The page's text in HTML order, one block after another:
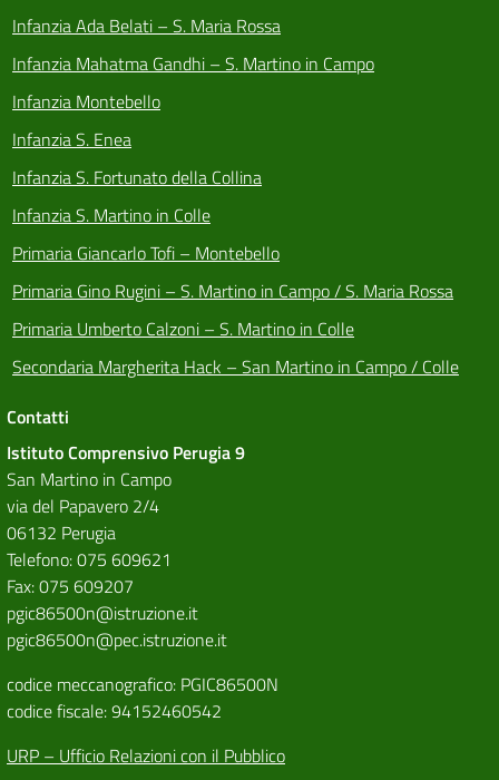
Infanzia Ada Belati – S. Maria Rossa
Infanzia Mahatma Gandhi – S. Martino in Campo
Infanzia Montebello
Infanzia S. Enea
Infanzia S. Fortunato della Collina
Infanzia S. Martino in Colle
Primaria Giancarlo Tofi – Montebello
Primaria Gino Rugini – S. Martino in Campo / S. Maria Rossa
Primaria Umberto Calzoni – S. Martino in Colle
Secondaria Margherita Hack – San Martino in Campo / Colle
Contatti
Istituto Comprensivo Perugia 9
San Martino in Campo
via del Papavero 2/4
06132 Perugia
Telefono: 075 609621
Fax: 075 609207
pgic86500n@istruzione.it
pgic86500n@pec.istruzione.it
codice meccanografico: PGIC86500N
codice fiscale: 94152460542
URP – Ufficio Relazioni con il Pubblico